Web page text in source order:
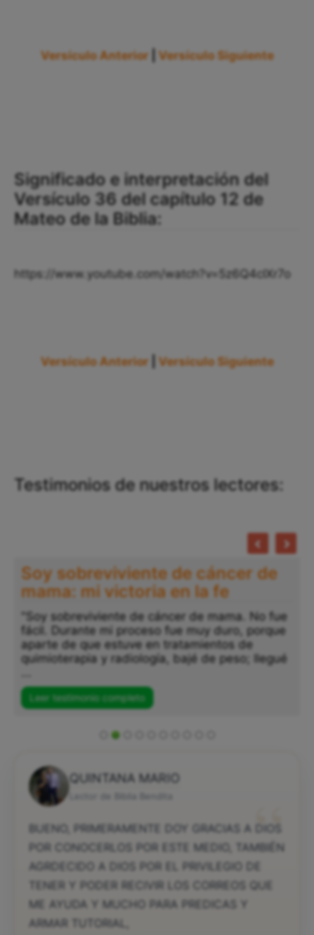
Versículo Anterior Versículo Siguiente
Significado e interpretación del
Versículo 36 del capítulo 12 de
Mateo de la Biblia:
https://www.youtube.com/watch?v=5z6Q4cIXr7o
Versículo Anterior Versículo Siguiente
Testimonios de nuestros lectores:
Soy sobreviviente de cáncer de
mama: mi victoria en la fe
"Soy sobreviviente de cáncer de mama. No fue
fácil. Durante mi proceso fue muy duro, porque
aparte de que estuve en tratamientos de
quimioterapia y radiología, bajé de peso; llegué
Leer testimonio completo
QUINTANA MARIO
“
BUENO, PRIMERAMENTE DOY GRACIAS A DIOS
POR CONOCERLOS POR ESTE MEDIO, TAMBIÉN
AGRDECIDO A DIOS POR EL PRIVILEGIO DE
TENER Y PODER RECIVIR LOS CORREOS QUE
ME AYUDA Y MUCHO PARA PREDICAS Y
ARMAR TUTORIAL,